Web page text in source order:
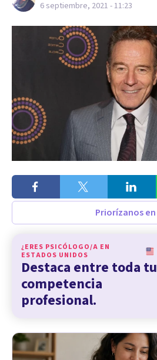
6 septiembre, 2021 - 11:23
Priorízanos en
¿ERES PSICÓLOGO/A EN
ESTADOS UNIDOS
Destaca entre toda tu
competencia
profesional.